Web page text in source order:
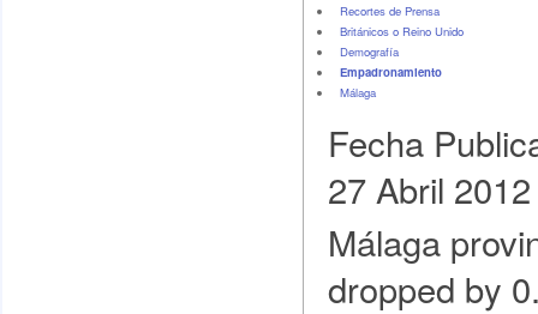
Recortes de Prensa
Británicos o Reino Unido
Demografí­a
Empadronamiento
Málaga
Fecha
27 Abril 2012
Málaga
dropped by